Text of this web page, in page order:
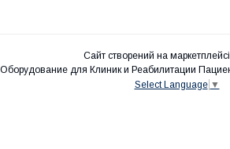
Сайт створений на маркетплейсі
Select Language ▼